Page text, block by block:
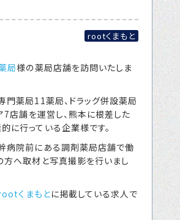
考えの方へ
ジェントサービス
談会
声
採用をお考えの企業様へ
rootくまもと
局様の薬局店舗を訪問いたしま
門薬局11薬局、ドラッグ併設薬局
7店舗を運営し、熊本に根差した
に行っている企業様です。
病院前にある調剤薬局店舗で働
方へ取材と写真撮影を行いまし
くまもとに掲載している求人で